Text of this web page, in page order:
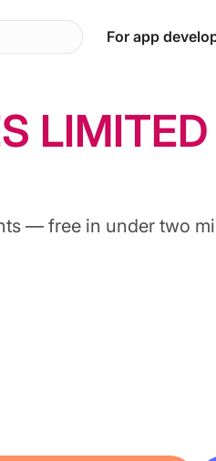
For app
LIMITED
— free in under two